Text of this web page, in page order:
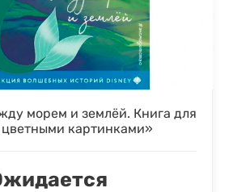
морем и землёй. Книга для
цветными картинками»